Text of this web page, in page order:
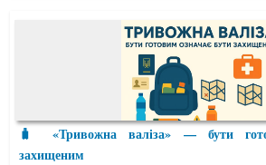
🧳 «Тривожна валіза» — бути
захищеним